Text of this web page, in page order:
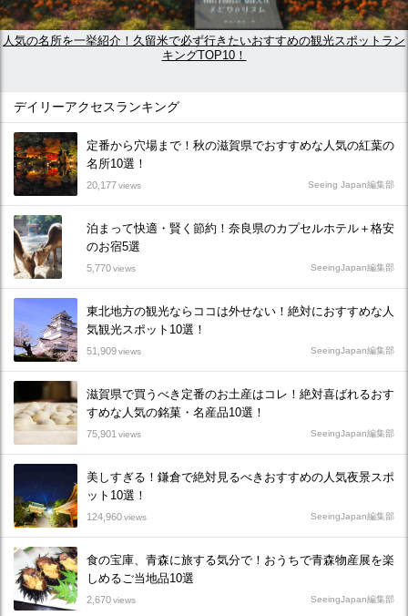
人気の名所を一挙紹介！久留米で必ず行きたいおすすめの観光スポットラン
キングTOP10！
デイリーアクセスランキング
定番から穴場まで！秋の滋賀県でおすすめな人気の紅葉の
名所10選！
20,177views Seeing Japan編集部
泊まって快適・賢く節約！奈良県のカプセルホテル＋格安
のお宿5選
5,770views SeeingJapan編集部
東北地方の観光ならココは外せない！絶対におすすめな人
気観光スポット10選！
51,909views SeeingJapan編集部
滋賀県で買うべき定番のお土産はコレ！絶対喜ばれるおす
すめな人気の銘菓・名産品10選！
75,901 views SeeingJapan編集部
美しすぎる！鎌倉で絶対見るべきおすすめの人気夜景スポ
ット10選！
124,960views SeeingJapan編集部
食の宝庫、青森に旅する気分で！おうちで青森物産展を楽
しめるご当地品10選
2,670views SeeingJapan編集部